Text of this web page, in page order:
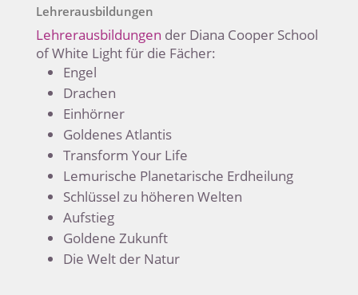
Lehrerausbildungen
Lehrerausbildungen der Diana Cooper School
of White Light für die Fächer:
Engel
Drachen
Einhörner
Goldenes Atlantis
Transform Your Life
Lemurische Planetarische Erdheilung
Schlüssel zu höheren Welten
Aufstieg
Goldene Zukunft
Die Welt der Natur